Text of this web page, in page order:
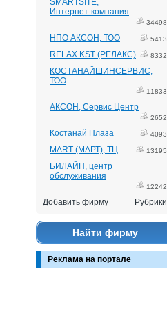
SMARTSITE,
Интернет-компания
34498
НПО АКСОН, ТОО 5413
RELAX KST (РЕЛАКС) 8332
КОСТАНАЙШИНСЕРВИС,
ТОО
11833
АКСОН, Сервис Центр
2652
Костанай Плаза 4093
MART (МАРТ), ТЦ 13195
БИЛАЙН, центр
обслуживания
12242
Добавить фирму Рубрики
Найти фирму
Реклама на портале